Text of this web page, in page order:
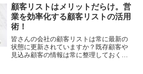
はどんな特徴があるのでしょうか？部下
になめられないようにするにはどうした
らよいのか、対策を考えてみましょう！
顧客リストはメリットだらけ。営
業を効率化する顧客リストの活用
術！
皆さんの会社の顧客リストは常に最新の
状態に更新されていますか？既存顧客や
見込み顧客の情報は常に整理しておくこ